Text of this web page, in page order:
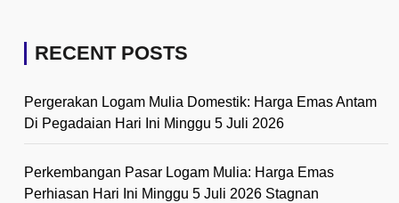
RECENT POSTS
Pergerakan Logam Mulia Domestik: Harga Emas Antam
Di Pegadaian Hari Ini Minggu 5 Juli 2026
Perkembangan Pasar Logam Mulia: Harga Emas
Perhiasan Hari Ini Minggu 5 Juli 2026 Stagnan